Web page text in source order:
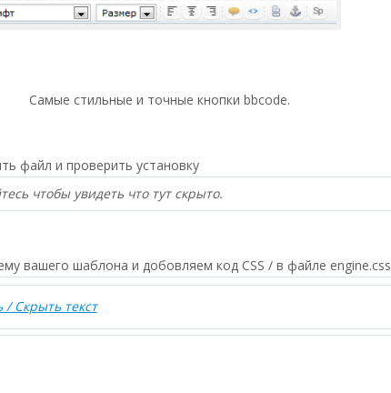
Самые стильные и точные кнопки bbcode.
файл и проверить установку
чтобы увидеть что тут скрыто.
вашего шаблона и добовляем код CSS / в файле engine.css
/ Скрыть текст